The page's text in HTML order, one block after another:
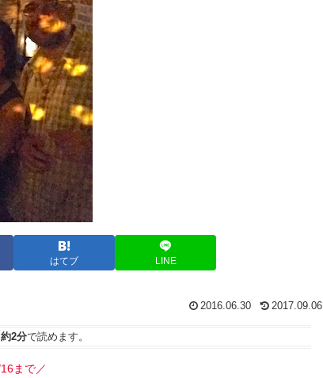
はてブ LINE
2016.06.30 2017.09.06
約2分で読めます。
まで／